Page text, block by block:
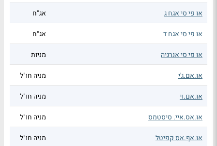
או פי סי אגח ג אג"ח
או פי סי אגח ד אג"ח
או פי סי אנרגיה מניות
או.אם.ג'י מניה חו"ל
או.אם.וי מניה חו"ל
או.אס.איי. סיסטמס מניה חו"ל
או.אף.אס קפיטל מניה חו"ל